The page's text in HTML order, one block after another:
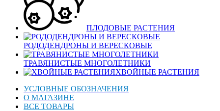
ПЛОДОВЫЕ РАСТЕНИЯ
РОДОДЕНДРОНЫ И ВЕРЕСКОВЫЕ
ТРАВЯНИСТЫЕ МНОГОЛЕТНИКИ
ХВОЙНЫЕ РАСТЕНИЯ
УСЛОВНЫЕ ОБОЗНАЧЕНИЯ
О МАГАЗИНЕ
ВСЕ ТОВАРЫ